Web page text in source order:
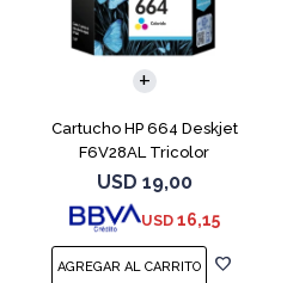
Cartucho HP 664 Deskjet
F6V28AL Tricolor
USD 19,00
USD 16,15